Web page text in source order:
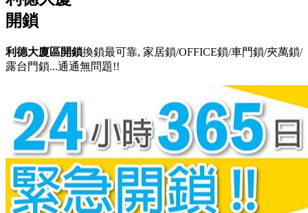
開鎖
利德大廈區開鎖換鎖最可靠, 家居鎖/OFFICE鎖/車門鎖/夾萬鎖/
露台門鎖...通通無問題!!